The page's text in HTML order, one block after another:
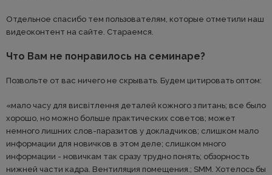
Отдельное спасибо тем пользователям, которые отметили наш
видеоконтент на сайте. Стараемся.
Что Вам не понравилось на семинаре?
Позвольте от вас ничего не скрывать. Будем цитировать оптом:
«мало часу для висвітлення деталей кожного з питань; все было
хорошо, но можно больше практических советов; может
немного лишних слов-паразитов у докладчиков; слишком мало
информации для новичков в этом деле; слишком много
информации - новичкам так сразу трудно понять; обзорность
нижней части кадра. Вентиляция помещения.; SMM. Хотелось бы